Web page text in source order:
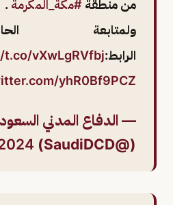
من منطقة #مكة_المكرمة .
ولمتابعة
الرابط:vXwLgRVfbj
yhR0Bf9PCZ
— الدفاع المدني
(@SaudiDCD)